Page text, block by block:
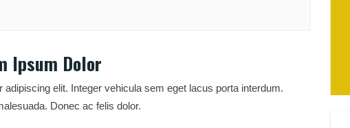
Ipsum Dolor
elit. Integer vehicula sem eget lacus porta interdum.
Donec ac felis dolor.